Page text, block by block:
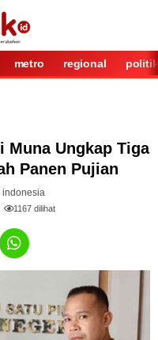
metro regional politik
Muna Ungkap Tiga
Panen Pujian
indonesia
1167dilihat